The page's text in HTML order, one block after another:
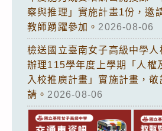
察與推理」實施計畫1份，邀
教師踴躍參加。 2026-08-06
檢送國立臺南女子高級中學
辦理115學年度上學期「人權
入校推廣計畫」實施計畫，
請。 2026-08-06